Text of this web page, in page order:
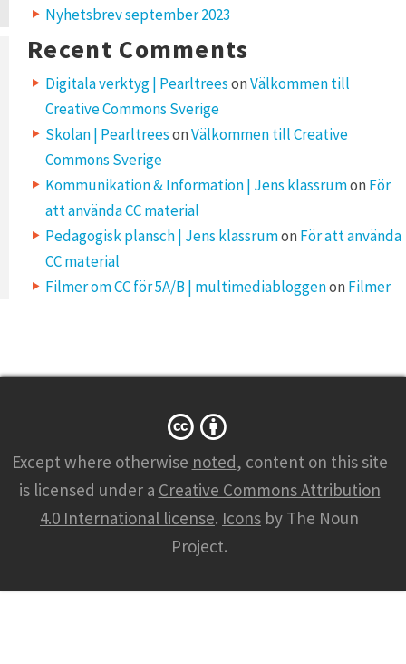
Nyhetsbrev september 2023
Recent Comments
Digitala verktyg | PearltreesonVälkommen till
Creative Commons Sverige
Skolan | PearltreesonVälkommen till Creative
Commons Sverige
Kommunikation & Information | Jens klassrumon För
att använda CC material
Pedagogisk plansch | Jens klassrumon För att använda
CC material
Filmer om CC för 5A/B | multimediabloggenon Filmer
Except where otherwise noted, content on this site
is licensed under a Creative Commons Attribution
4.0 International license. Icons by The Noun
Project.